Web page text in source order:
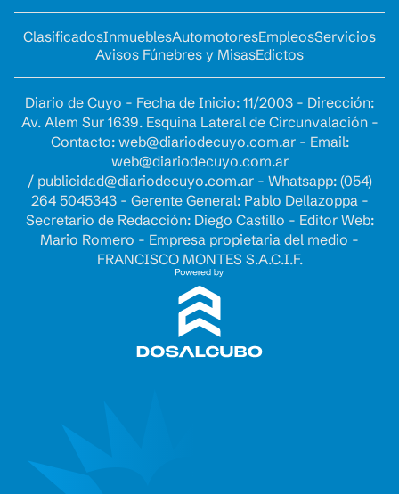
ClasificadosInmueblesAutomotoresEmpleosServicios
Avisos Fúnebres y MisasEdictos
Diario de Cuyo - Fecha de Inicio: 11/2003 - Dirección:
Av. Alem Sur 1639. Esquina Lateral de Circunvalación -
Contacto: web@diariodecuyo.com.ar- Email:
web@diariodecuyo.com.ar
/ publicidad@diariodecuyo.com.ar- Whatsapp: (054)
264 5045343 - Gerente General: Pablo Dellazoppa -
Secretario de Redacción: Diego Castillo - Editor Web:
Mario Romero - Empresa propietaria del medio -
FRANCISCO MONTES S.A.C.I.F.